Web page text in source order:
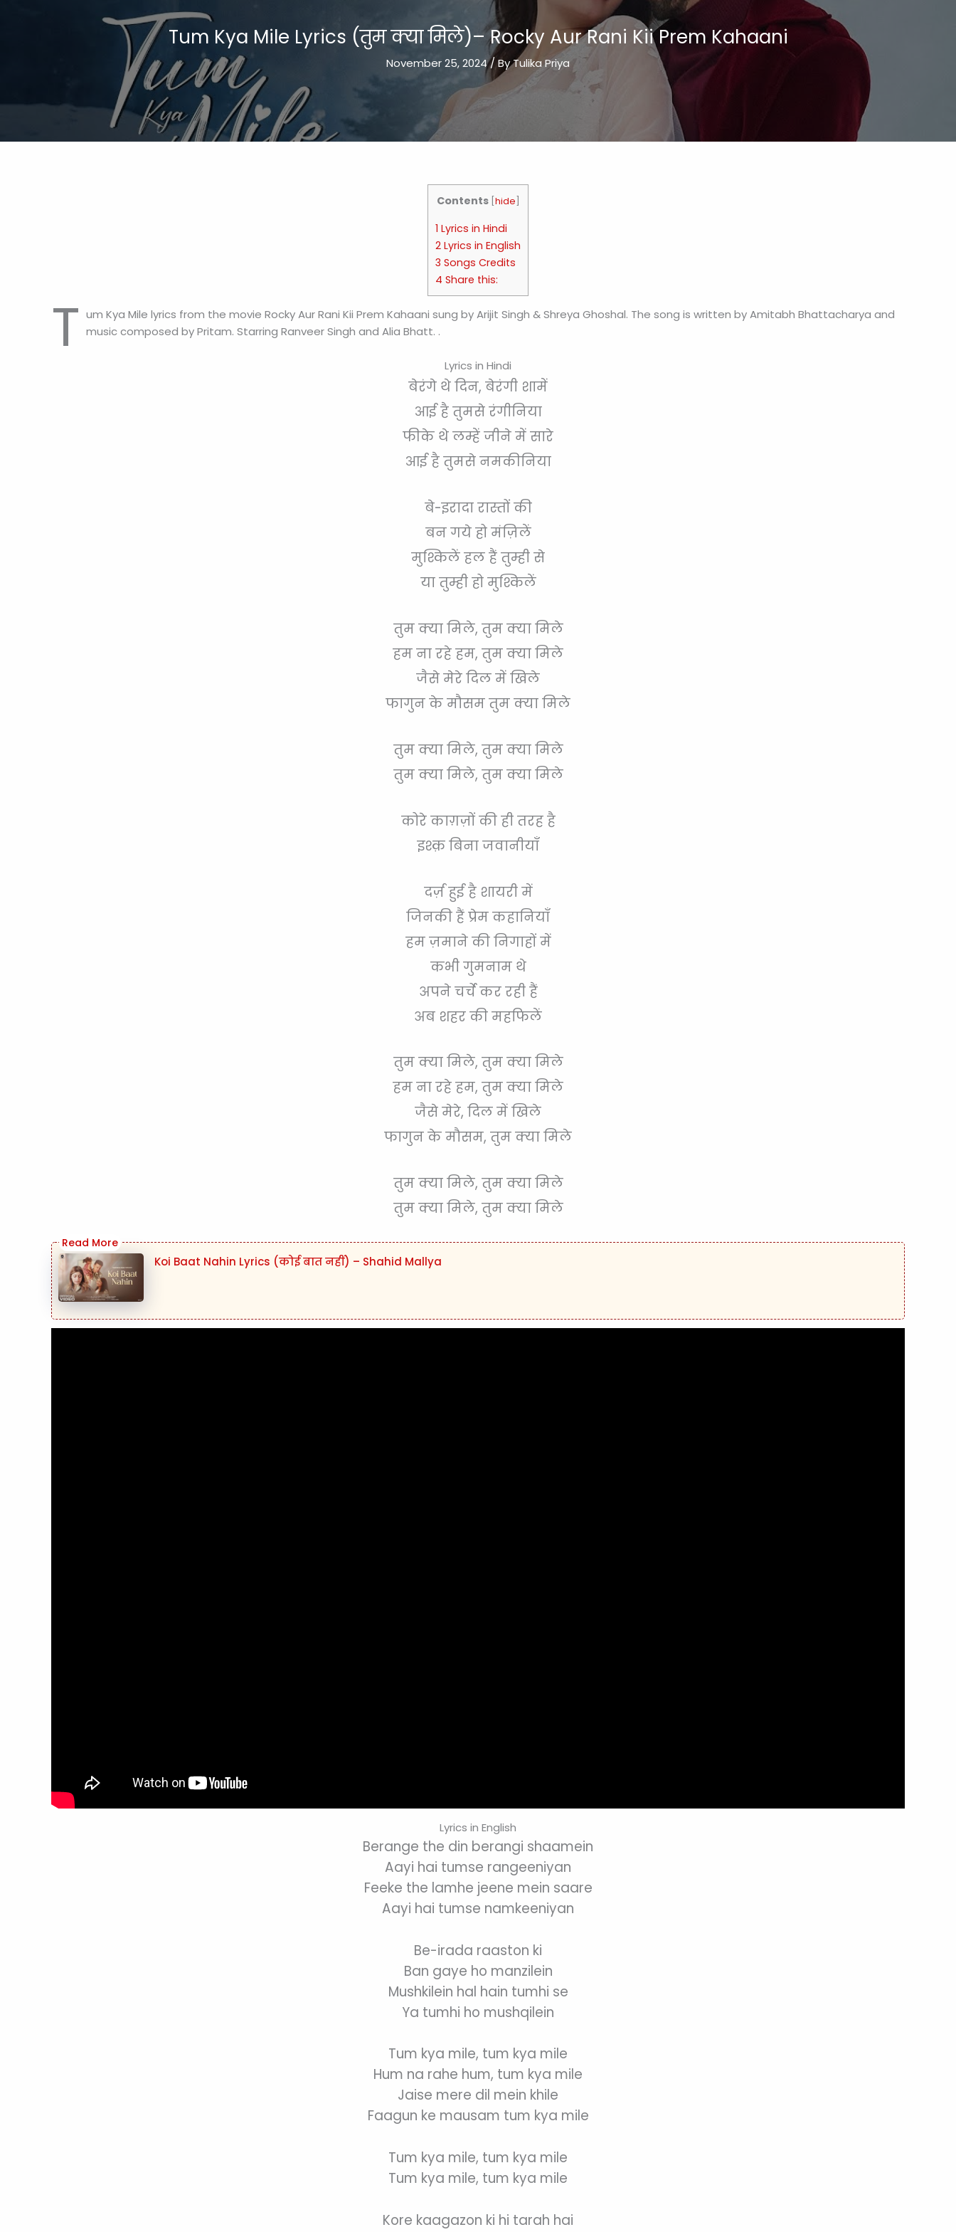
Tum Kya Mile Lyrics (तुम क्या मिले)– Rocky Aur Rani Kii Prem Kahaani
November 25, 2024/ ByTulika Priya
Contents hide
1 Lyrics in Hindi
2 Lyrics in English
3 Songs Credits
4 Share this:
T um Kya Mile lyrics from the movie Rocky Aur Rani Kii Prem Kahaani sung by Arijit Singh & Shreya Ghoshal. The song is written by Amitabh Bhattacharya and
music composed by Pritam. Starring Ranveer Singh and Alia Bhatt. .
Lyrics in Hindi
बेरंगे थे दिन, बेरंगी शामें
आई है तुमसे रंगीनिया
फीके थे लम्हें जीने में सारे
आई है तुमसे नमकीनिया
बे-इरादा रास्तों की
बन गये हो मंज़िलें
मुश्किलें हल हैं तुम्ही से
या तुम्ही हो मुश्किलें
तुम क्या मिले, तुम क्या मिले
हम ना रहे हम, तुम क्या मिले
जैसे मेरे दिल में खिले
फागुन के मौसम तुम क्या मिले
तुम क्या मिले, तुम क्या मिले
तुम क्या मिले, तुम क्या मिले
कोरे काग़ज़ों की ही तरह है
इश्क़ बिना जवानीयाँ
दर्ज़ हुई है शायरी में
जिनकी हैं प्रेम कहानियाँ
हम ज़माने की निगाहों में
कभी गुमनाम थे
अपने चर्चे कर रही हैं
अब शहर की महफिलें
तुम क्या मिले, तुम क्या मिले
हम ना रहे हम, तुम क्या मिले
जैसे मेरे, दिल में खिले
फागुन के मौसम, तुम क्या मिले
तुम क्या मिले, तुम क्या मिले
तुम क्या मिले, तुम क्या मिले
Koi Baat Nahin Lyrics (कोई बात नहीं) – Shahid Mallya
Lyrics in English
Berange the din berangi shaamein
Aayi hai tumse rangeeniyan
Feeke the lamhe jeene mein saare
Aayi hai tumse namkeeniyan
Be-irada raaston ki
Ban gaye ho manzilein
Mushkilein hal hain tumhi se
Ya tumhi ho mushqilein
Tum kya mile, tum kya mile
Hum na rahe hum, tum kya mile
Jaise mere dil mein khile
Faagun ke mausam tum kya mile
Tum kya mile, tum kya mile
Tum kya mile, tum kya mile
Kore kaagazon ki hi tarah hai